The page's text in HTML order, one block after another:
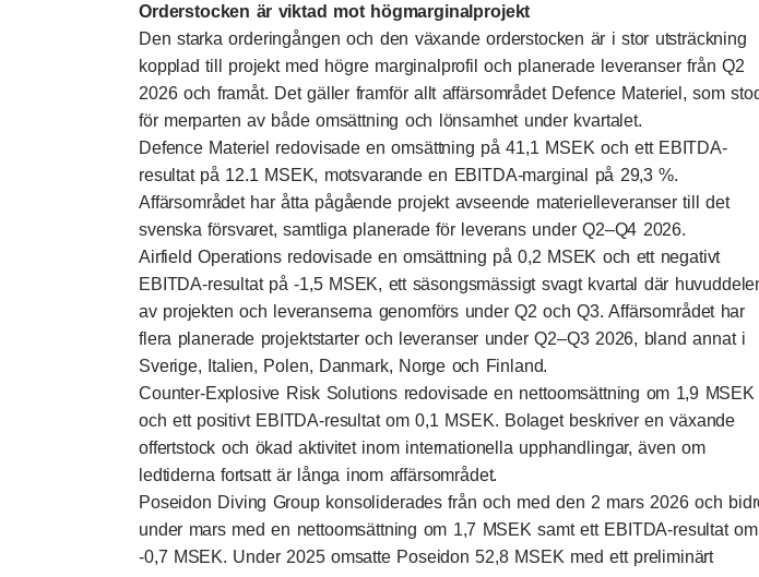
Orderstocken är viktad mot högmarginalprojekt
Den starka orderingången och den växande orderstocken är i stor utsträckning
kopplad till projekt med högre marginalprofil och planerade leveranser från Q2
2026 och framåt. Det gäller framför allt affärsområdet Defence Materiel, som
för merparten av både omsättning och lönsamhet under kvartalet.
Defence Materiel redovisade en omsättning på 41,1 MSEK och ett EBITDA-
resultat på 12.1 MSEK, motsvarande en EBITDA-marginal på 29,3 %.
Affärsområdet har åtta pågående projekt avseende materielleveranser till det
svenska försvaret, samtliga planerade för leverans under Q2–Q4 2026.
Airfield Operations redovisade en omsättning på 0,2 MSEK och ett negativt
EBITDA-resultat på -1,5 MSEK, ett säsongsmässigt svagt kvartal där
av projekten och leveranserna genomförs under Q2 och Q3. Affärsområdet har
flera planerade projektstarter och leveranser under Q2–Q3 2026, bland annat i
Sverige, Italien, Polen, Danmark, Norge och Finland.
Counter-Explosive Risk Solutions redovisade en nettoomsättning om 1,9 MSEK
och ett positivt EBITDA-resultat om 0,1 MSEK. Bolaget beskriver en växande
offertstock och ökad aktivitet inom internationella upphandlingar, även om
ledtiderna fortsatt är långa inom affärsområdet.
Poseidon Diving Group konsoliderades från och med den 2 mars 2026 och
under mars med en nettoomsättning om 1,7 MSEK samt ett EBITDA-resultat om
-0,7 MSEK. Under 2025 omsatte Poseidon 52,8 MSEK med ett preliminärt